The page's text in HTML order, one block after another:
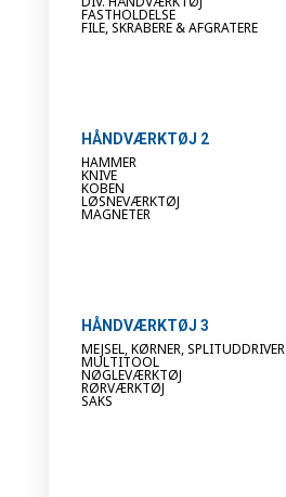
FASTHOLDELSE
FILE, SKRABERE & AFGRATERE
HÅNDVÆRKTØJ 2
HAMMER
KNIVE
KOBEN
LØSNEVÆRKTØJ
MAGNETER
HÅNDVÆRKTØJ 3
MEJSEL, KØRNER, SPLITUDDRIVER
MULTITOOL
NØGLEVÆRKTØJ
RØRVÆRKTØJ
SAKS